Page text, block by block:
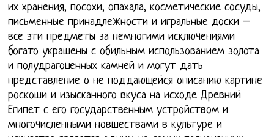
их хранения, посохи, опахала, косметические сосуды,
письменные принадлежности и игральные доски –
все эти предметы за немногими исключениями
богато украшены с обильным использованием золота
и полудрагоценных камней и могут дать
представление о не поддающейся описанию картине
роскоши и изысканного вкуса на исходе Древний
Египет с его государственным устройством и
многочисленными новшествами в культуре и